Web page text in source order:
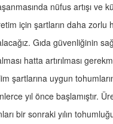
nüfus artışı ve
için şartların daha
Gıda güvenliğinin
hatta artırılması
şartlarına uygun
yıl önce başlamıştır.
bir sonraki yılın